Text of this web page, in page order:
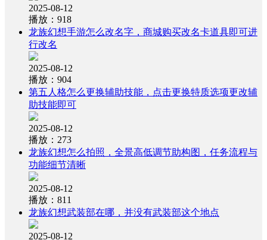
2025-08-12
播放：918
龙族幻想手游怎么改名字，商城购买改名卡道具即可进
行改名
2025-08-12
播放：904
第五人格怎么更换辅助技能，点击更换特质选项更改辅
助技能即可
2025-08-12
播放：273
龙族幻想怎么拍照，全景高低调节助构图，任务流程与
功能细节清晰
2025-08-12
播放：811
龙族幻想武装部在哪，并没有武装部这个地点
2025-08-12